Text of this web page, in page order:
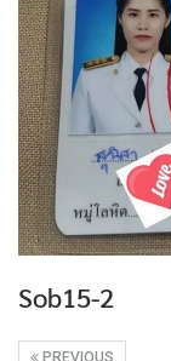
Sob15-2
PREVIOUS